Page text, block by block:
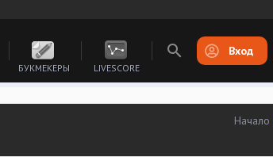
БУКМЕКЕРЫ LIVESCORE
Вход
Начало